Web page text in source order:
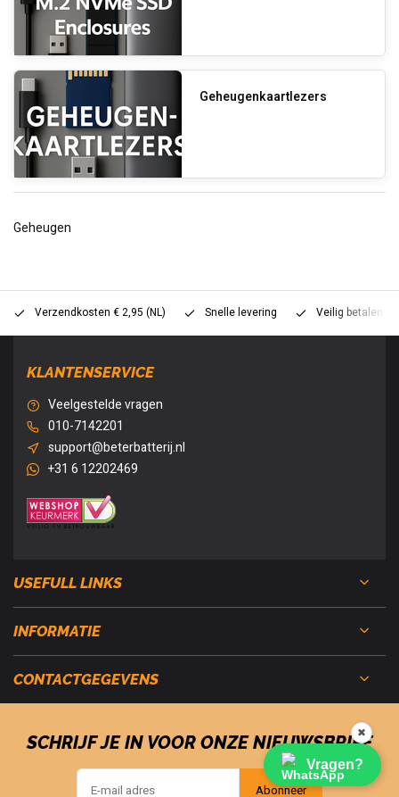
Geheugenkaartlezers
Geheugen
Verzendkosten € 2,95 (NL) Snelle levering Veilig betalen
KLANTENSERVICE
Veelgestelde vragen
010-7142201
support@beterbatterij.nl
+31 6 12202469
USEFULL LINKS
INFORMATIE
CONTACTGEGEVENS
SCHRIJF JE IN VOOR ONZE NIEUWSBRIEF
Abonneer
✖
Vragen?